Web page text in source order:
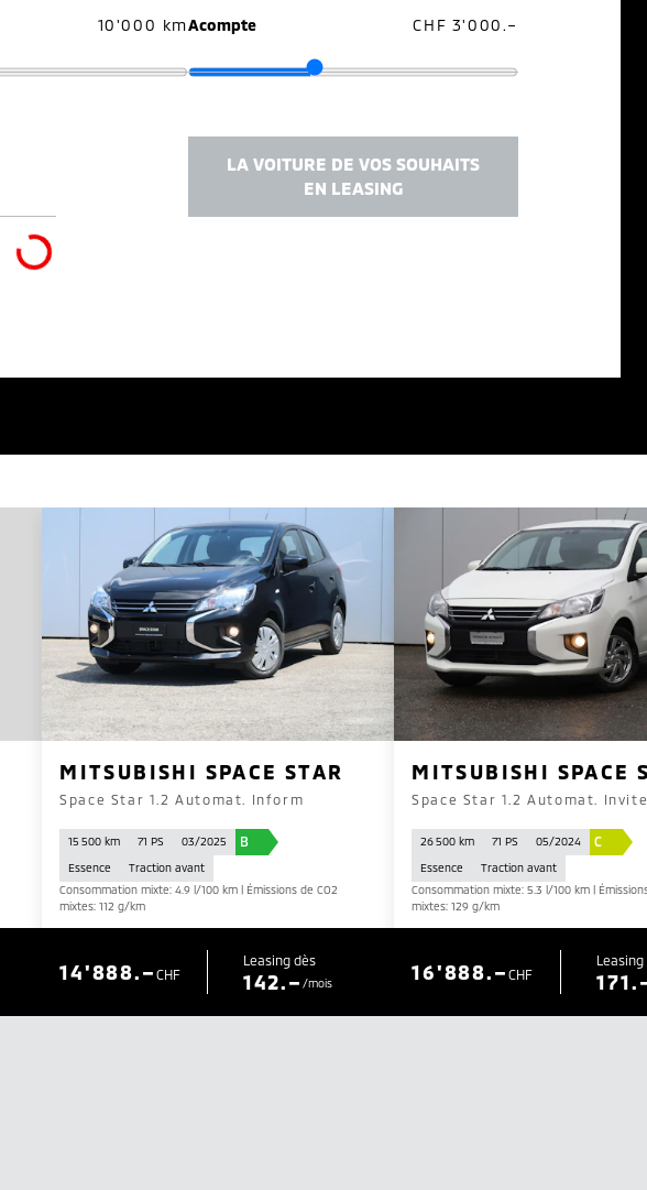
10'000 kmAcompte CHF 3'000.–
LA VOITURE DE VOS SOUHAITS
EN LEASING
MITSUBISHI SPACE STAR
Space Star 1.2 Automat. Inform
15 500 km 71 PS 03/2025 B
Essence
Traction avant
Consommation mixte: 4.9 l/100 km | Émissions de CO2
mixtes: 112 g/km
CHF
14'888.– Leasing dès
142.– /mois
MITSUBISHI SPACE
Space Star 1.2 Automat.
26 500 km 71 PS 05/2024 C
Essence
Traction avant
Consommation mixte: 5.3 l/100 km |
mixtes: 129 g/km
CHF
16'888.– Leasing